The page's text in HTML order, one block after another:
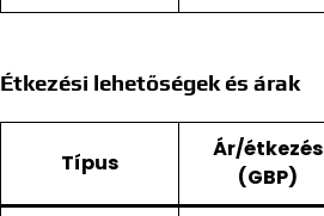
Étkezési lehetőségek és árak
Típus
Ár/étkezés
(GBP)